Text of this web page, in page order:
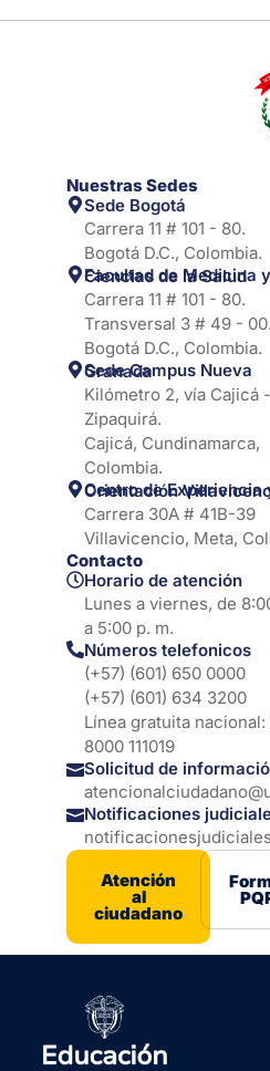
Nuestras Sedes
Sede Bogotá
Carrera 11 # 101 - 80.
Bogotá D.C., Colombia.
Facultad de Medicina y Ciencias de la Salud
Carrera 11 # 101 - 80.
Transversal 3 # 49 - 00.
Bogotá D.C., Colombia.
Sede Campus Nueva Granada
Kilómetro 2, vía Cajicá -
Zipaquirá.
Cajicá, Cundinamarca,
Colombia.
Centro de Experiencia y Orientación
Carrera 30A # 41B-39
Villavicencio, Meta,
Contacto
Horario de atención
Lunes a viernes, de
a 5:00 p. m.
Números telefonicos
(+57) (601) 650 0000
(+57) (601) 634 3200
Línea gratuita nacional:
8000 111019
Solicitud de
Notificaciones
Atención
al
ciudadano